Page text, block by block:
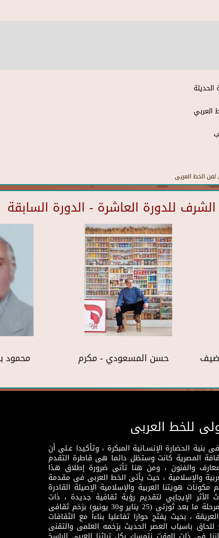
الحديثة
العربي
لفن الخط العريى
للدورة العاشرة - الدورة السابقة
محمود حسن المسعودي - مكرم ضيف
للخط العربى
الحضارة الإنسـانية المبكرة ، وتأكيدا عـلى أن
المصرية كانت وستظل دائما هى قاطرة التقدم
والفنون ، ومن هنا تأتى ضرورة إطلاق هذا
والإسلامية ، حيث يأتى الخط العربى فى مقدمة
مكونات هويتنا العربية والإسلامية الإصيلة القادرة
الأثر الإيجابي لتقديم رؤية ثقافية جديدة ، ذات
مضمون ثقافى قادر على إثراء مرحلة ما بعد ثورتى (25 يناير و30 يونيو) بزخم ثقافى
، بحيث يفتح حوارا تفاعليا بناءاً مع الثقافات
للحاق باسباب العصر الحديث بزخمه العلمى والتقنى